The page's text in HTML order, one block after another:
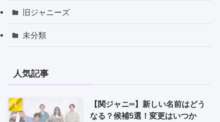
旧ジャニーズ
未分類
人気記事
【関ジャニ∞】新しい名前はどう
なる？候補5選！変更はいつか